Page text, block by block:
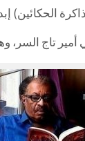
تاج السر،